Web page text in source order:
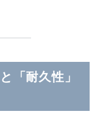
「耐久性」